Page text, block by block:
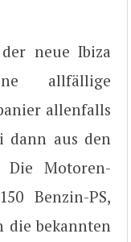
neue Ibiza
allfällige
allenfalls
dann aus den
Die Motoren-
Benzin-PS,
die bekannten